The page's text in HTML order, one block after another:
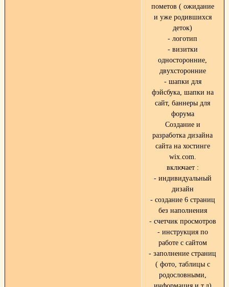
пометов ( ожидание
и уже родившихся
деток)
- логотип
- визитки
односторонние,
двухсторонние
- шапки для
фэйсбука, шапки на
сайт, баннеры для
форума
Создание и
разработка дизайна
сайта на хостинге
wix.com.
включает :
- индивидуальный
дизайн
- создание 6 страниц
без наполнения
- счетчик просмотров
- инструкция по
работе с сайтом
- заполнение страниц
( фото, таблицы с
родословными,